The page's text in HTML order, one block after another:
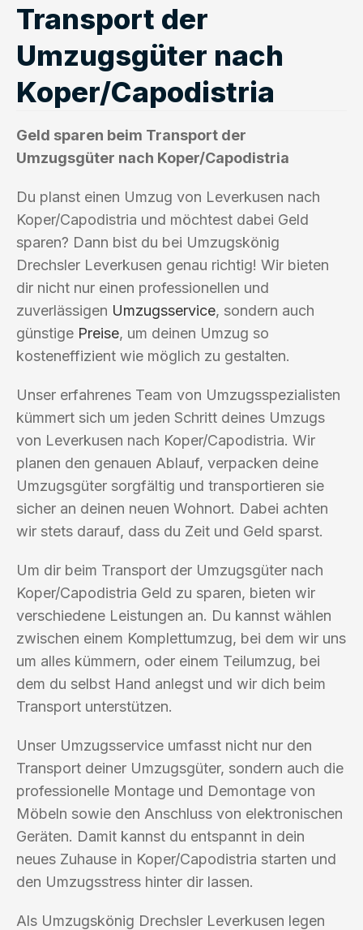
Transport der
Umzugsgüter nach
Koper/Capodistria
Geld sparen beim Transport der
Umzugsgüter nach Koper/Capodistria
Du planst einen Umzug von Leverkusen nach
Koper/Capodistria und möchtest dabei Geld
sparen? Dann bist du bei Umzugskönig
Drechsler Leverkusen genau richtig! Wir bieten
dir nicht nur einen professionellen und
zuverlässigen Umzugsservice, sondern auch
günstige Preise, um deinen Umzug so
kosteneffizient wie möglich zu gestalten.
Unser erfahrenes Team von Umzugsspezialisten
kümmert sich um jeden Schritt deines Umzugs
von Leverkusen nach Koper/Capodistria. Wir
planen den genauen Ablauf, verpacken deine
Umzugsgüter sorgfältig und transportieren sie
sicher an deinen neuen Wohnort. Dabei achten
wir stets darauf, dass du Zeit und Geld sparst.
Um dir beim Transport der Umzugsgüter nach
Koper/Capodistria Geld zu sparen, bieten wir
verschiedene Leistungen an. Du kannst wählen
zwischen einem Komplettumzug, bei dem wir uns
um alles kümmern, oder einem Teilumzug, bei
dem du selbst Hand anlegst und wir dich beim
Transport unterstützen.
Unser Umzugsservice umfasst nicht nur den
Transport deiner Umzugsgüter, sondern auch die
professionelle Montage und Demontage von
Möbeln sowie den Anschluss von elektronischen
Geräten. Damit kannst du entspannt in dein
neues Zuhause in Koper/Capodistria starten und
den Umzugsstress hinter dir lassen.
Als Umzugskönig Drechsler Leverkusen legen